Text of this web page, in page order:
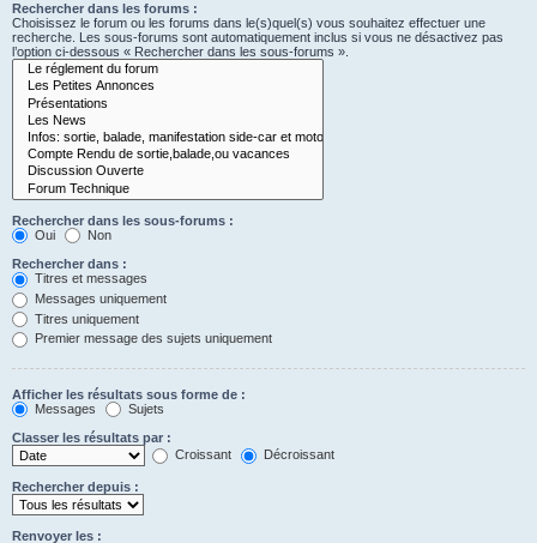
Rechercher dans les forums :
Choisissez le forum ou les forums dans le(s)quel(s) vous souhaitez effectuer une
recherche. Les sous-forums sont automatiquement inclus si vous ne désactivez pas
l’option ci-dessous « Rechercher dans les sous-forums ».
Rechercher dans les sous-forums :
Oui
Non
Rechercher dans :
Titres et messages
Messages uniquement
Titres uniquement
Premier message des sujets uniquement
Afficher les résultats sous forme de :
Messages
Sujets
Classer les résultats par :
Croissant
Décroissant
Rechercher depuis :
Renvoyer les :